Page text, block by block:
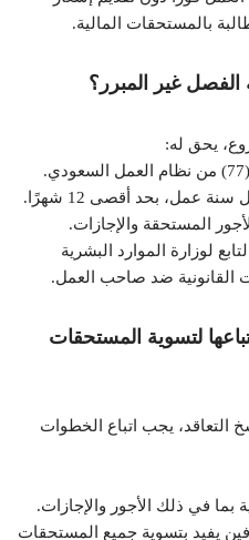
بالمستحقات المالية.
غير المبرر؟
يحق له:
1. المطالبة بالتعويض وفقًا للمادة (77) من نظام العمل السعودي.
عمل، بحد أقصى 12 شهرًا.
لوزارة الموارد البشرية
القانونية ضد صاحب العمل.
لتسوية المستحقات
التعاقد، يجب اتباع الخطوات
يفيد بتسوية جميع المستحقات